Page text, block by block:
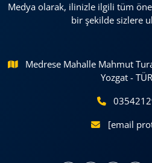
Medya olarak, ilinizle ilgili tüm
bir şekilde sizlere
Medrese Mahalle Mahmut
Yozgat -
[email